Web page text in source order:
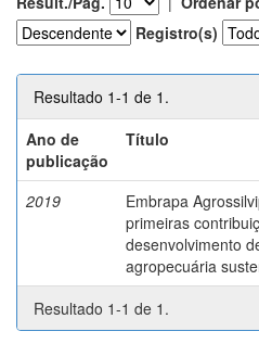
Registro(s)
Resultado 1-1 de 1.
Ano de
publicação
Título
2019
Embrapa
primeiras
desenvolvimento
agropecuária
Resultado 1-1 de 1.